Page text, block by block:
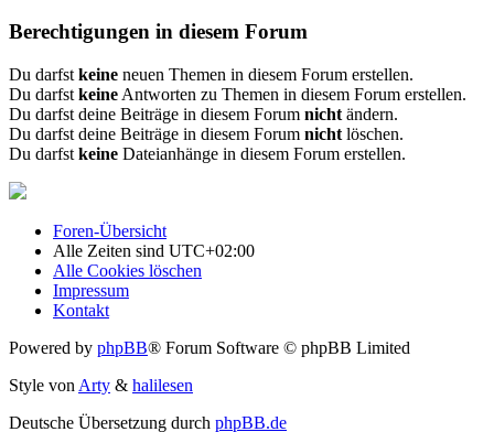
Berechtigungen in diesem Forum
Du darfst keine neuen Themen in diesem Forum erstellen.
Du darfst keine Antworten zu Themen in diesem Forum erstellen.
Du darfst deine Beiträge in diesem Forum nicht ändern.
Du darfst deine Beiträge in diesem Forum nicht löschen.
Du darfst keine Dateianhänge in diesem Forum erstellen.
Foren-Übersicht
Alle Zeiten sind UTC+02:00
Alle Cookies löschen
Impressum
Kontakt
Powered by phpBB® Forum Software © phpBB Limited
Style von Arty & halilesen
Deutsche Übersetzung durch phpBB.de